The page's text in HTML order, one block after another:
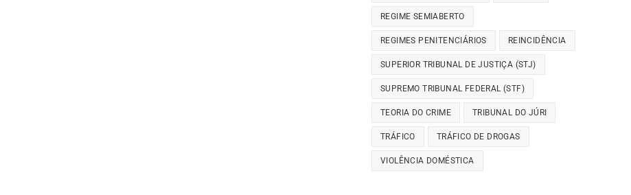
REGIME SEMIABERTO
REGIMES PENITENCIÁRIOS REINCIDÊNCIA
SUPERIOR TRIBUNAL DE JUSTIÇA (STJ)
SUPREMO TRIBUNAL FEDERAL (STF)
TEORIA DO CRIME TRIBUNAL DO JÚRI
TRÁFICO TRÁFICO DE DROGAS
VIOLÊNCIA DOMÉSTICA